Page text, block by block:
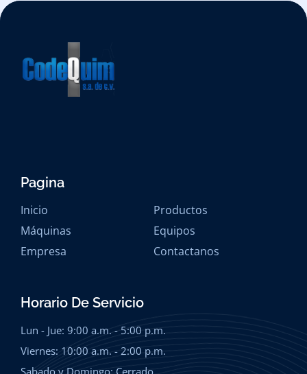
Pagina
Inicio
Productos
Máquinas
Equipos
Empresa
Contactanos
Horario De Servicio
Lun - Jue: 9:00 a.m. - 5:00 p.m.
Viernes: 10:00 a.m. - 2:00 p.m.
Sabado y Domingo: Cerrado